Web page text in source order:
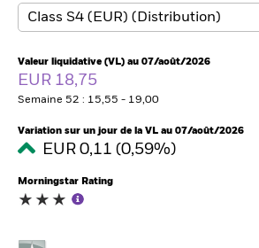
Thèmes
ETFs & Fonds indiciels
Documents
Intermédiaires financiers.
België
Valeur liquidative (VL) au 07/août/2026
EUR 18,75
Semaine 52 : 15,55 - 19,00
Variation sur un jour de la VL au 07/août/2026
EUR 0,11 (0,59%)
Morningstar Rating